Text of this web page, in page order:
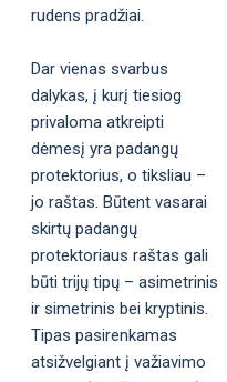
rudens pradžiai.
Dar vienas svarbus
dalykas, į kurį tiesiog
privaloma atkreipti
dėmesį yra padangų
protektorius, o tiksliau –
jo raštas. Būtent vasarai
skirtų padangų
protektoriaus raštas gali
būti trijų tipų – asimetrinis
ir simetrinis bei kryptinis.
Tipas pasirenkamas
atsižvelgiant į važiavimo